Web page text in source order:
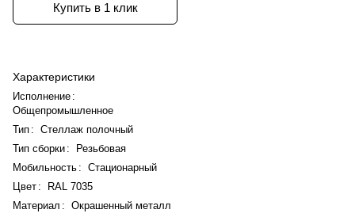
Купить в 1 клик
Характеристики
Исполнение :
Общепромышленное
Тип : Стеллаж полочный
Тип сборки:
Резьбовая
Мобильность : Стационарный
Цвет :
RAL 7035
Материал : Окрашенный металл